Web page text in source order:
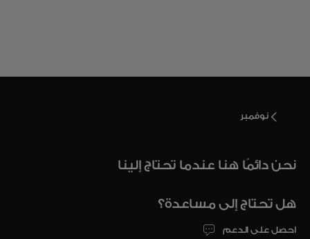
نوفمبر
نحن دائمًا هنا عندما تحتاج إلينا
هل تحتاج إلى مساعدة؟
احصل على الدعم